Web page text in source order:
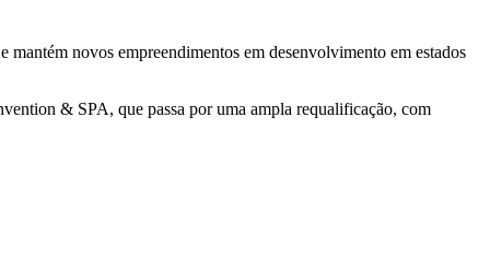
novos empreendimentos em desenvolvimento em estados
& SPA, que passa por uma ampla requalificação, com